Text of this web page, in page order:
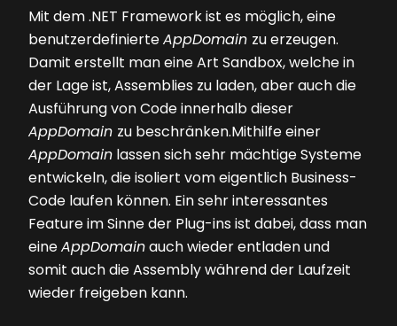
Mit dem .NET Framework ist es möglich, eine
benutzerdefinierteAppDomain zu erzeugen.
Damit erstellt man eine Art Sandbox, welche in
der Lage ist, Assemblies zu laden, aber auch die
Ausführung von Code innerhalb dieser
AppDomain zu beschränken.Mithilfe einer
AppDomain lassen sich sehr mächtige Systeme
entwickeln, die isoliert vom eigentlich Business-
Code laufen können. Ein sehr interessantes
Feature im Sinne der Plug-ins ist dabei, dass man
eineAppDomainauch wieder entladen und
somit auch die Assembly während der Laufzeit
wieder freigeben kann.